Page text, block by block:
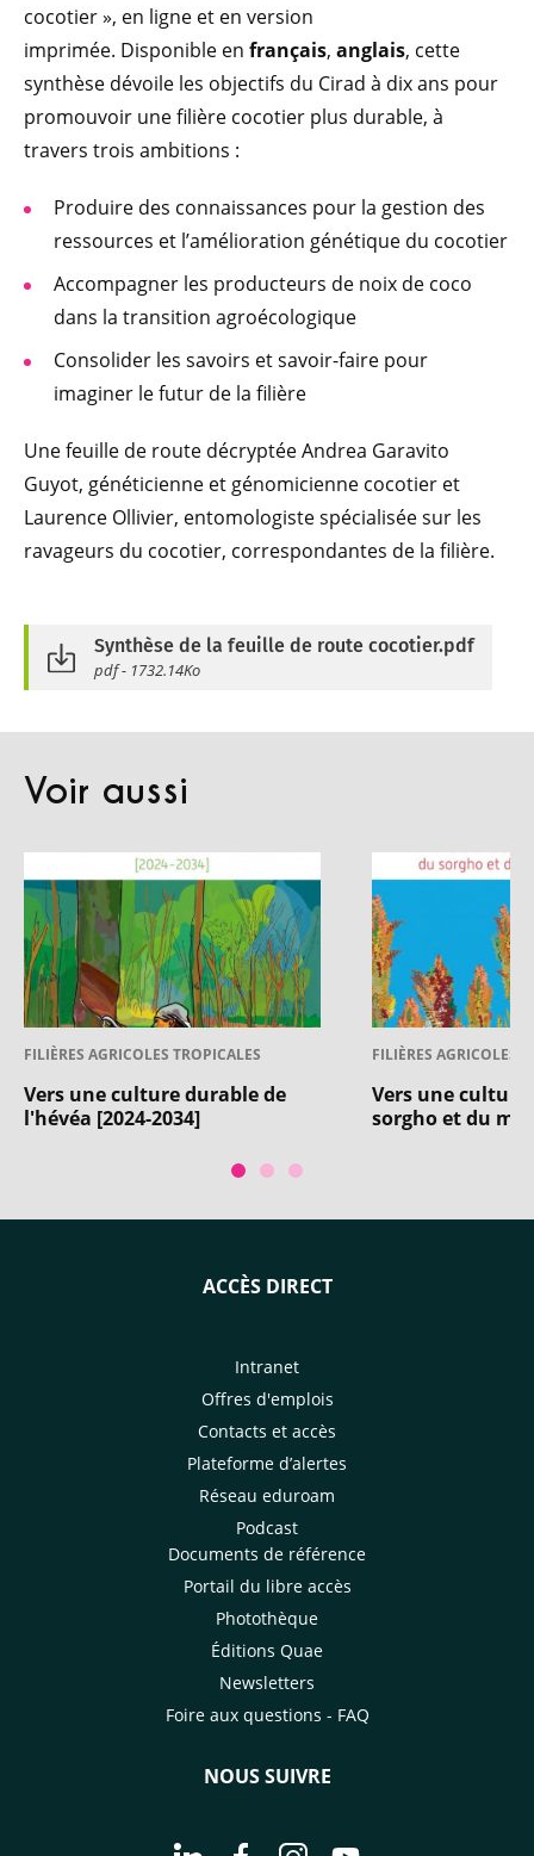
cocotier », en ligne et en version
imprimée. Disponible en français, anglais, cette
synthèse dévoile les objectifs du Cirad à dix ans pour
promouvoir une filière cocotier plus durable, à
travers trois ambitions :
Produire des connaissances pour la gestion des
ressources et l’amélioration génétique du cocotier
Accompagner les producteurs de noix de coco
dans la transition agroécologique
Consolider les savoirs et savoir-faire pour
imaginer le futur de la filière
Une feuille de route décryptée Andrea Garavito
Guyot, généticienne et génomicienne cocotier et
Laurence Ollivier, entomologiste spécialisée sur les
ravageurs du cocotier, correspondantes de la filière.
Synthèse de la feuille de route cocotier.pdf
pdf - 1732.14Ko
Voir aussi
FILIÈRES AGRICOLES TROPICALES
Vers une culture durable de
l'hévéa [2024-2034]
FILIÈRES AGRICOLES
Vers une
sorgho et du mil
ACCÈS DIRECT
Intranet
Offres d'emplois
Contacts et accès
Plateforme d’alertes
Réseau eduroam
Podcast
Documents de référence
Portail du libre accès
Photothèque
Éditions Quae
Newsletters
Foire aux questions - FAQ
NOUS SUIVRE